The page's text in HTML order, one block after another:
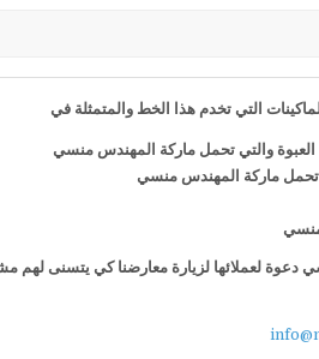
التي تخدم هذا الخط والمتمثلة في
العبوة والتي تحمل ماركة المهندس منسي
تحمل ماركة المهندس منسي
منسي
دعوة لعملائها لزيارة معارضنا كي يتسنى لهم